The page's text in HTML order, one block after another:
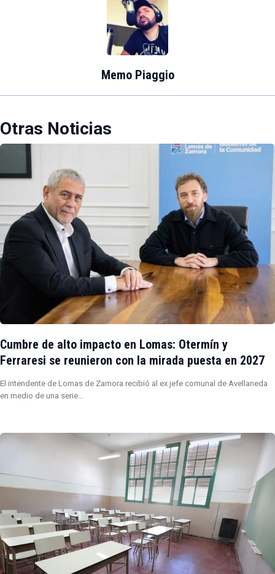
Memo Piaggio
Otras Noticias
Cumbre de alto impacto en Lomas: Otermín y
Ferraresi se reunieron con la mirada puesta en 2027
El intendente de Lomas de Zamora recibió al ex jefe comunal de Avellaneda
en medio de una serie…